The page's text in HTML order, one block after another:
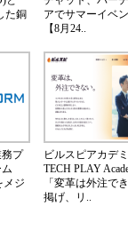
た銅
アでサマーイベ
【8月24..
プ
メジ
ビルスピアカデ
TECH PLAY
「変革は外注で
掲げ、リ..